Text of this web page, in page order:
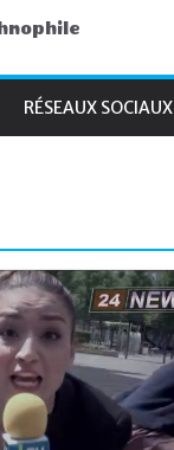
RÉSEAUX SOCIAUX